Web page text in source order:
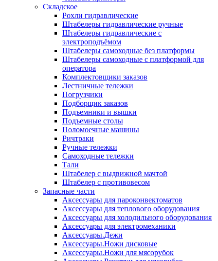
Складское
Рохли гидравлические
Штабелеры гидравлические ручные
Штабелеры гидравлические с
электроподъёмом
Штабелеры самоходные без платформы
Штабелеры самоходные с платформой для
оператора
Комплектовщики заказов
Лестничные тележки
Погрузчики
Подборщик заказов
Подъемники и вышки
Подъемные столы
Поломоечные машины
Ричтраки
Ручные тележки
Самоходные тележки
Тали
Штабелер с выдвижной мачтой
Штабелер с противовесом
Запасные части
Аксессуары для пароконвектоматов
Аксессуары для теплового оборудования
Аксессуары для холодильного оборудования
Аксессуары для электромеханики
Аксессуары.Дежи
Аксессуары.Ножи дисковые
Аксессуары.Ножи для мясорубок